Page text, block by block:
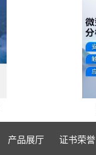
产品展厅 证书荣誉